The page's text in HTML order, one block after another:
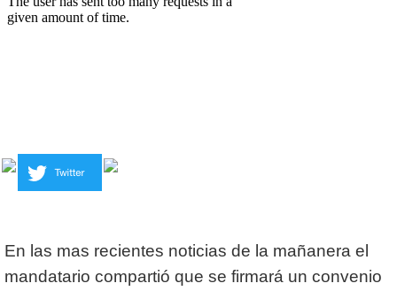
En las mas recientes noticias de la mañanera el
mandatario compartió que se firmará un convenio